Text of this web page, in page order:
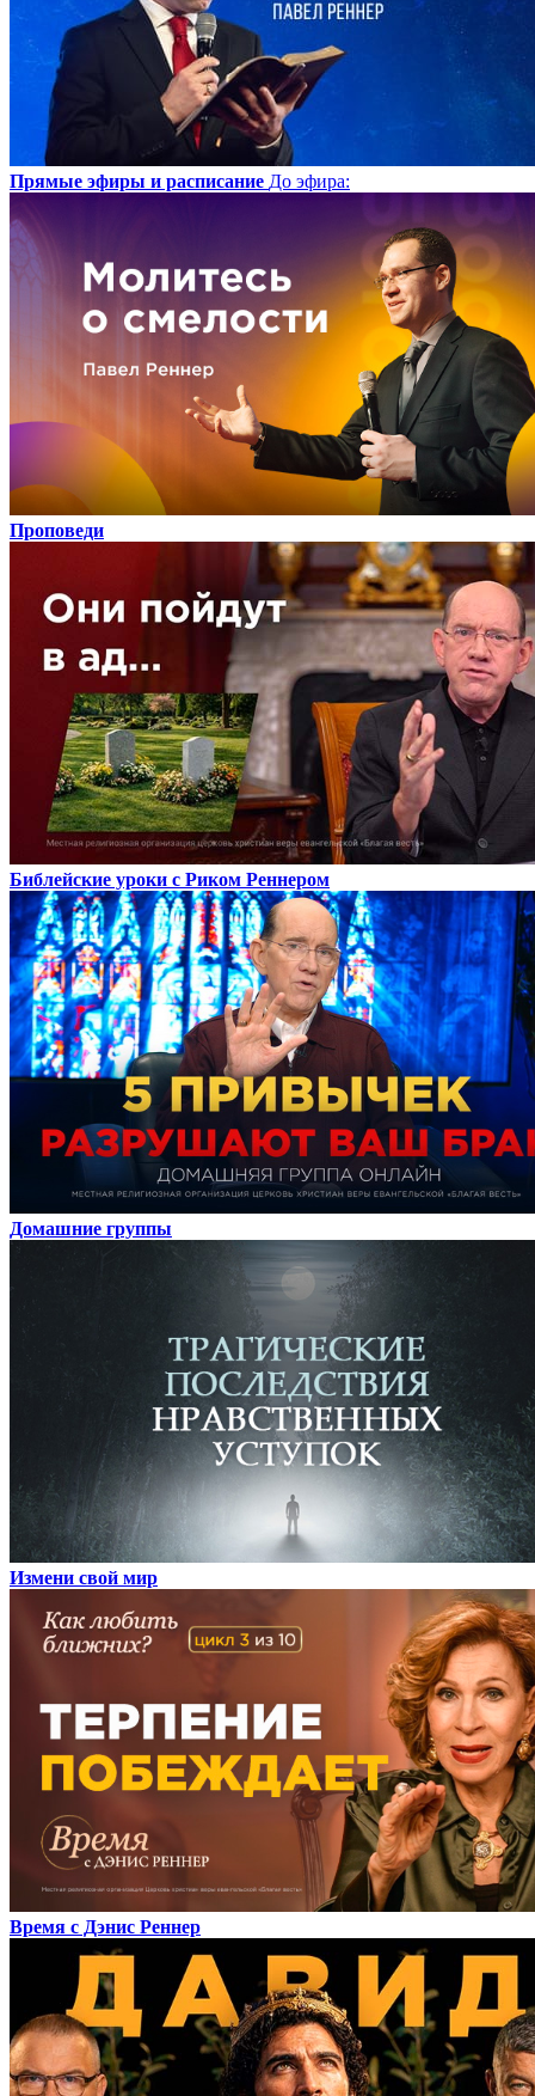
Прямые эфиры и расписание До эфира:
Проповеди
Библейские уроки с Риком Реннером
Домашние группы
Измени свой мир
Время с Дэнис Реннер